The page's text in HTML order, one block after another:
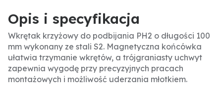
Opis i specyfikacja
Wkrętak krzyżowy do podbijania PH2 o długości 100
mm wykonany ze stali S2. Magnetyczna końcówka
ułatwia trzymanie wkrętów, a trójgraniasty uchwyt
zapewnia wygodę przy precyzyjnych pracach
montażowych i możliwość uderzania młotkiem.